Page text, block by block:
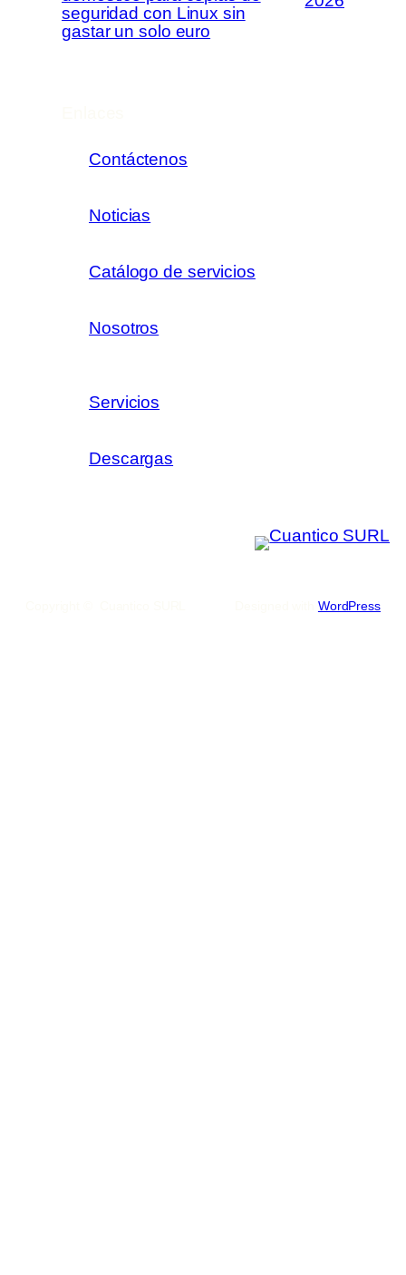
seguridad con Linux sin
gastar un solo euro
Contáctenos
Noticias
Catálogo de servicios
Nosotros
Servicios
Descargas
WordPress